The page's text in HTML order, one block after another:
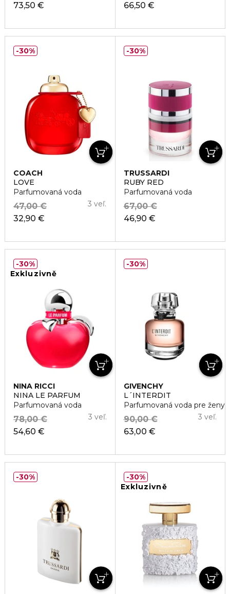
73,50 € 66,50 €
COACH
LOVE
Parfumovaná voda
32,90 €
47,00 € 3 veľ.
30%
TRUSSARDI
RUBY RED
Parfumovaná voda
46,90 €
67,00 €
30%
Exkluzivně
NINA RICCI
NINA LE PARFUM
Parfumovaná voda
54,60 €
78,00 € 3 veľ.
30%
GIVENCHY
L´INTERDIT
Parfumovaná voda pre ženy
63,00 €
90,00 € 3 veľ.
30%
30%
Exkluzivně
30%